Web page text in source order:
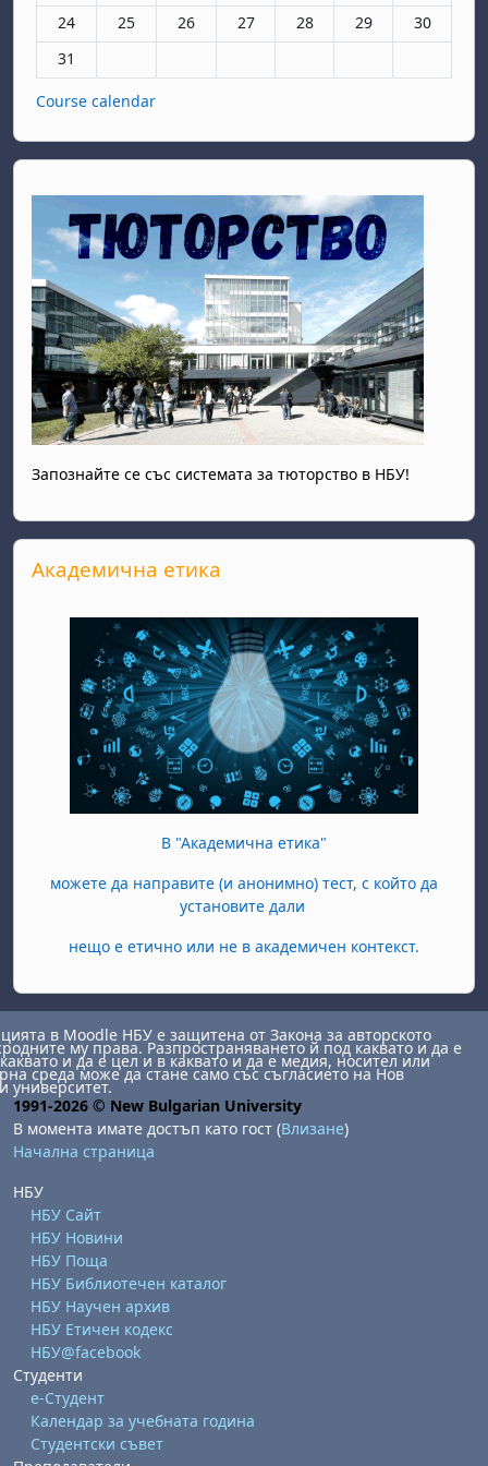
Няма събития, понеделник, 24 август
24 Няма събития, вторник, 25 август
25 Няма събития, сряда, 26 август
26 Няма събития, четвъртък, 27
27 Няма събития, петък, 28
28 Няма събития,
29 Няма
30
Няма събития, понеделник, 31 август
31
Course calendar
Запознайте се със системата за тюторство в НБУ!
Прескочи Академична етика
Академична етика
В "Академична етика"
можете да направите (и анонимно) тест, с който да
установите дали
нещо е етично или не в академичен контекст.
в Moodle НБУ е защитена от Закона за авторското
му права. Разпространяването й под каквато и да е
и да е цел и в каквато и да е медия, носител или
среда може да стане само със съгласието на Нов
университет.
1991-2026 © New Bulgarian University
В момента имате достъп като гост (Влизане)
Начална страница
НБУ
НБУ Сайт
НБУ Новини
НБУ Поща
НБУ Библиотечен каталог
НБУ Научен архив
НБУ Етичен кодекс
НБУ@facebook
Студенти
е-Студент
Календар за учебната година
Студентски съвет